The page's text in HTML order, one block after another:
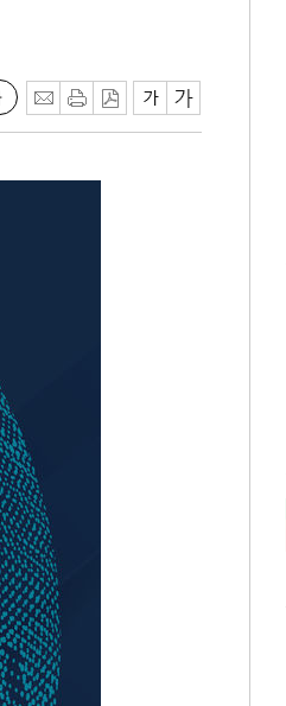
띄워도 답답함 없
드8 울트라', 일주일